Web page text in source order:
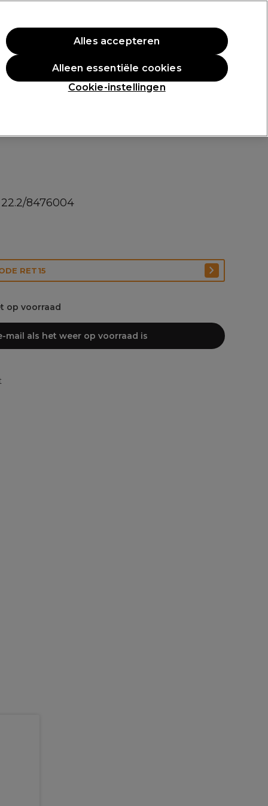
Aanmelden
Professionele Awards
8476004
RET15
op voorraad
mail als het weer op voorraad is
Cookie-instellingen
Alleen essentiële cookies
Alles accepteren